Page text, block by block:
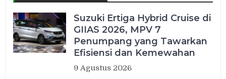
Suzuki Ertiga Hybrid Cruise di
GIIAS 2026, MPV 7
Penumpang yang Tawarkan
Efisiensi dan Kemewahan
9 Agustus 2026